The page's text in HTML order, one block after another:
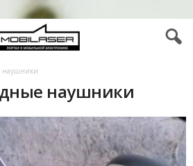
наушники
наушники